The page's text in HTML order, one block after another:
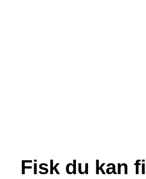
Fisk du kan